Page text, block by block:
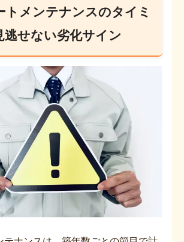
トメンテナンスのタイミ
逃せない劣化サイン